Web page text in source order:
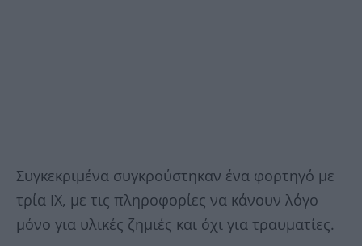
Συγκεκριμένα συγκρούστηκαν ένα φορτηγό με
τρία ΙΧ, με τις πληροφορίες να κάνουν λόγο
μόνο για υλικές ζημιές και όχι για τραυματίες.